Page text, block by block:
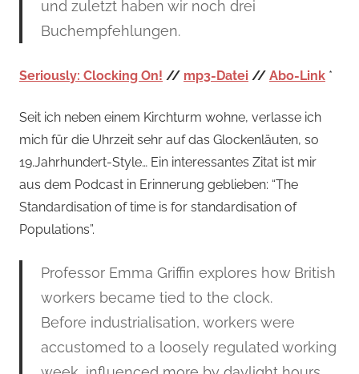
und zuletzt haben wir noch drei
Buchempfehlungen.
Seriously: Clocking On! // mp3-Datei // Abo-Link *
Seit ich neben einem Kirchturm wohne, verlasse ich
mich für die Uhrzeit sehr auf das Glockenläuten, so
19.Jahrhundert-Style… Ein interessantes Zitat ist mir
aus dem Podcast in Erinnerung geblieben: “The
Standardisation of time is for standardisation of
Populations”.
Professor Emma Griffin explores how British
workers became tied to the clock.
Before industrialisation, workers were
accustomed to a loosely regulated working